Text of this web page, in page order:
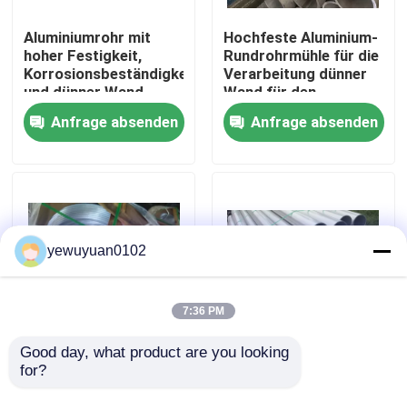
VR Show
Über uns
Qualitätskontrolle
Treten Sie mit uns in Verbindung
Aluminiumrohr mit
hoher Festigkeit,
Korrosionsbeständigkeit
und dünner Wand
Anfrage absenden
Hochfeste Aluminium-
Rundrohrmühle für die
Verarbeitung dünner
Wand für den
Transport
Anfrage absenden
1060
Aluminiumlegierung
6101 T6 Rundrohr aus
yewuyuan0102
7:36 PM
Good day, what product are you looking
for?